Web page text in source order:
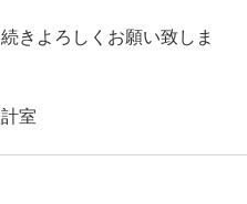
きよろしくお願い致しま
室